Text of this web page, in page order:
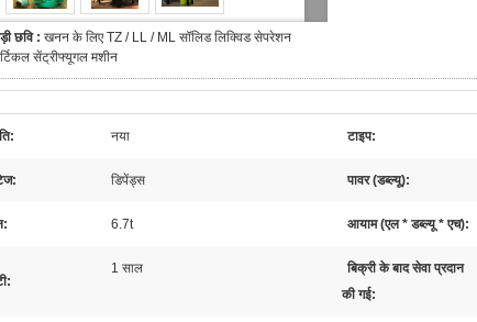
छवि : खनन के लिए TZ / LL / ML सॉलिड लिक्विड सेपरेशन
सेंट्रीफ्यूगल मशीन
नया टाइप:
डिपेंड्स पावर (डब्ल्यू):
6.7t आयाम (एल * डब्ल्यू * एच):
1 साल
बिक्री के बाद सेवा प्रदान
की गई: